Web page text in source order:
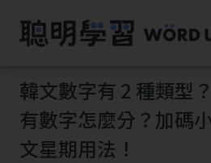
韓文數字有 2 種類型
有數字怎麼分？加碼
文星期用法！